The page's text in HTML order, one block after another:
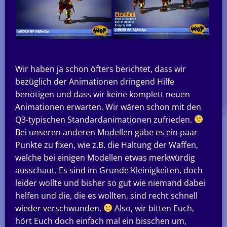
Wir haben ja schon öfters berichtet, dass wir
bezüglich der Animationen dringend Hilfe
benötigen und dass wir keine komplett neuen
Animationen erwarten. Wir wären schon mit den
Q3-typischen Standardanimationen zufrieden.
Bei unseren anderen Modellen gäbe es ein paar
Punkte zu fixen, wie z.B. die Haltung der Waffen,
welche bei einigen Modellen etwas merkwürdig
ausschaut. Es sind im Grunde Kleinigkeiten, doch
leider wollte und bisher so gut wie niemand dabei
helfen und die, die es wollten, sind recht schnell
wieder verschwunden.
Also, wir bitten Euch,
hört Euch doch einfach mal ein bisschen um,